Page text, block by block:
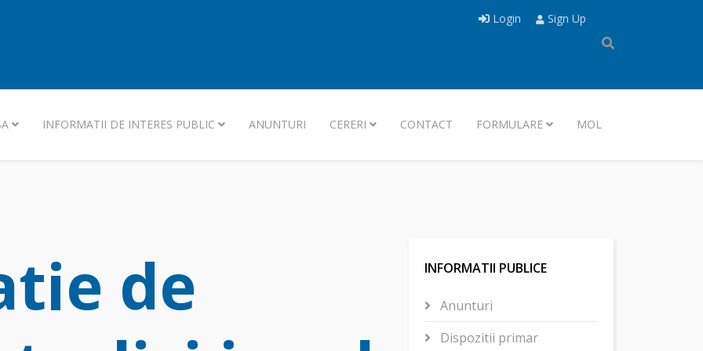
Login Sign Up
INFORMATII DE INTERES PUBLIC ANUNTURI CERERI CONTACT FORMULARE MOL
de
INFORMATII PUBLICE
Anunturi
Dispozitii primar